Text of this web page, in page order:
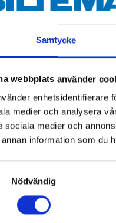
Samtycke
webbplats använder
enhetsidentifierare
medier och analysera
sociala medier och
annan information som du
Nödvändig
och